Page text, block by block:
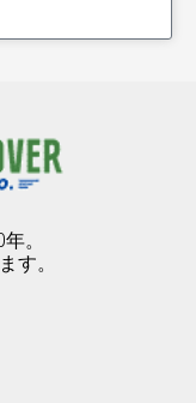
。
す。